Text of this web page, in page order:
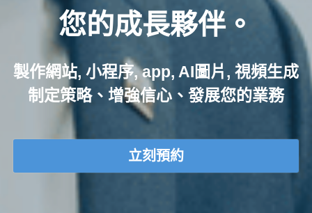
您的成長夥伴。
製作網站, 小程序, app, AI圖片, 視頻生成
制定策略、增強信心、發展您的業務
立刻預約